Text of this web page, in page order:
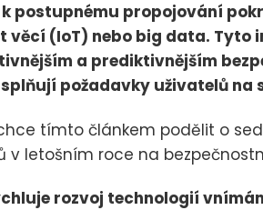
postupnému propojování
věcí (IoT) nebo big data. Tyto
a prediktivnějším
požadavky uživatelů na
tímto článkem podělit o
v letošním roce na
rozvoj technologií